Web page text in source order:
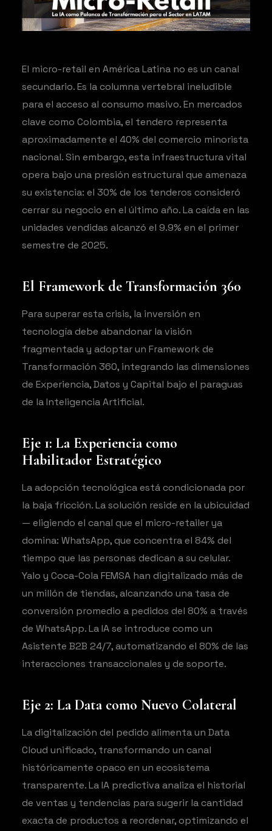
El micro-retail en América Latina no es un canal
secundario. Es la columna vertebral ineludible
para el acceso al consumo masivo. En mercados
clave como Colombia, el tendero representa
aproximadamente el 40% del comercio minorista
nacional. Sin embargo, esta infraestructura vital
opera bajo una presión estructural que amenaza
su existencia: el 30% de los tenderos consideró
cerrar su negocio en el último año. La caída en las
unidades vendidas alcanzó el 9.9% en el primer
semestre de 2025.
El Framework de Transformación 360
Para superar esta crisis, la inversión en
tecnología debe abandonar la visión
fragmentada y adoptar un Framework de
Transformación 360, integrando las dimensiones
de Experiencia, Datos y Capital bajo el paraguas
de la Inteligencia Artificial.
Eje 1: La Experiencia como
Habilitador Estratégico
La adopción tecnológica está condicionada por
la baja fricción. La solución reside en la ubicuidad
— eligiendo el canal que el micro-retailer ya
domina: WhatsApp, que concentra el 84% del
tiempo que las personas dedican a su celular.
Yalo y Coca-Cola FEMSA han digitalizado más de
un millón de tiendas, alcanzando una tasa de
conversión promedio a pedidos del 80% a través
de WhatsApp. La IA se introduce como un
Asistente B2B 24/7, automatizando el 80% de las
interacciones transaccionales y de soporte.
Eje 2: La Data como Nuevo Colateral
La digitalización del pedido alimenta un Data
Cloud unificado, transformando un canal
históricamente opaco en un ecosistema
transparente. La IA predictiva analiza el historial
de ventas y tendencias para sugerir la cantidad
exacta de productos a reordenar, optimizando el